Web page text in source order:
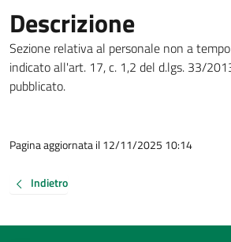
Descrizione
Sezione relativa al personale non a
indicato all'art. 17, c. 1,2 del d.lgs. 33/
pubblicato.
Pagina aggiornata il 12/11/2025 10:14
Indietro